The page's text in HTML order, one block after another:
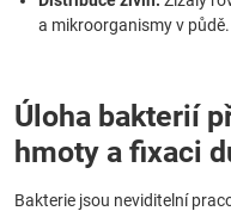
a mikroorganismy v půdě.
Úloha bakterií
hmoty a fixaci
Bakterie jsou neviditelní